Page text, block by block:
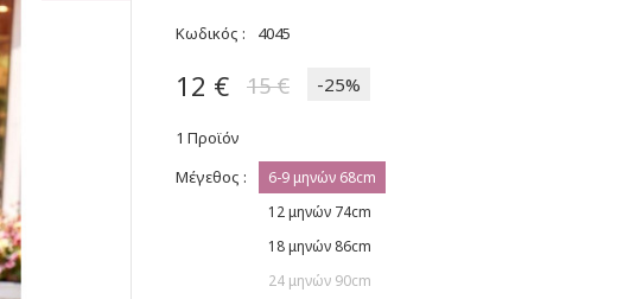
Κωδικός : 4045
12 € 15 € -25%
1 Προϊόν
Μέγεθος :
6-9 μηνών 68cm
12 μηνών 74cm
18 μηνών 86cm
24 μηνών 90cm